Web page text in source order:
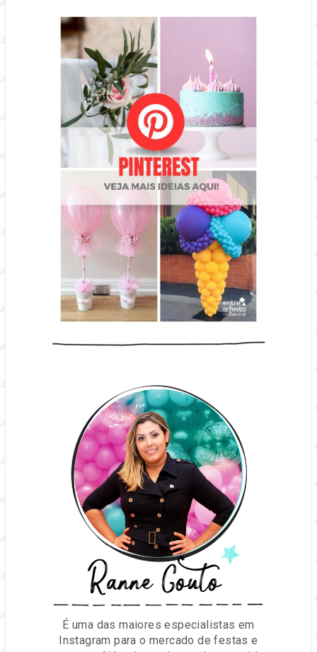
Ranne Couto
É uma das maiores especialistas em
Instagram para o mercado de festas e